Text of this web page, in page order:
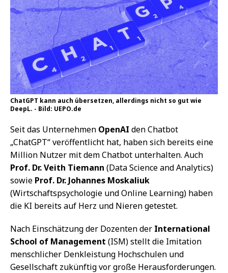
ChatGPT kann auch übersetzen, allerdings nicht so gut wie
DeepL. - Bild: UEPO.de
Seit das Unternehmen OpenAI den Chatbot
„ChatGPT“ veröffentlicht hat, haben sich bereits eine
Million Nutzer mit dem Chatbot unterhalten. Auch
Prof. Dr. Veith Tiemann (Data Science and Analytics)
sowie Prof. Dr. Johannes Moskaliuk
(Wirtschaftspsychologie und Online Learning) haben
die KI bereits auf Herz und Nieren getestet.
Nach Einschätzung der Dozenten der International
School of Management (ISM) stellt die Imitation
menschlicher Denkleistung Hochschulen und
Gesellschaft zukünftig vor große Herausforderungen.